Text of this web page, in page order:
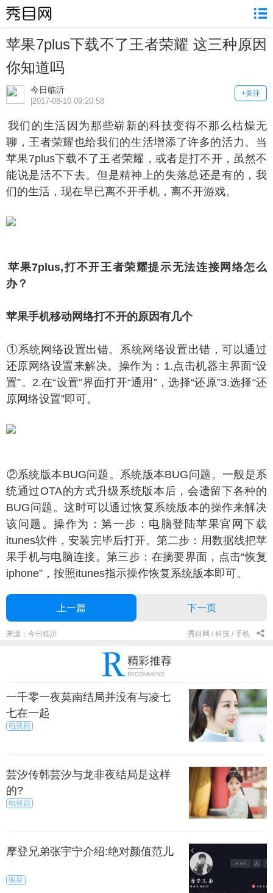
苹果7plus下载不了王者荣耀 这三种原因
你知道吗
今日临沂 +关注
|2017-08-10 09:20:58
的生活因为那些崭新的科技变得不那么枯燥无
聊，王者荣耀也给我们的生活增添了许多的活力。当
苹果7plus下载不了王者荣耀，或者是打不开，虽然不
能说是活不下去。但是精神上的失落总还是有的，我
们的生活，现在早已离不开手机，离不开游戏。
7plus,打不开王者荣耀提示无法连接网络怎么
办？
手机移动网络打不开的原因有几个
统网络设置出错。系统网络设置出错，可以通过
还原网络设置来解决。操作为：1.点击机器主界面“设
置”。2.在“设置”界面打开“通用”，选择“还原”3.选择“还
原网络设置”即可。
统版本BUG问题。系统版本BUG问题。一般是系
统通过OTA的方式升级系统版本后，会遗留下各种的
BUG问题。这时可以通过恢复系统版本的操作来解决
该问题。操作为：第一步：电脑登陆苹果官网下载
itunes软件，安装完毕后打开。第二步：用数据线把苹
果手机与电脑连接。第三步：在摘要界面，点击“恢复
iphone”，按照itunes指示操作恢复系统版本即可。
上一篇 下一页
来源：今日临沂 秀目网 / 科技 / 手机
一千零一夜莫南结局并没有与凌七
七在一起
电视剧
芸汐传韩芸汐与龙非夜结局是这样
的?
电视剧
摩登兄弟张宇宁介绍:绝对颜值范儿
明星